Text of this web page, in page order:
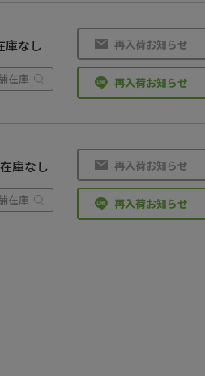
庫なし
在庫
再入荷お知らせ
再入荷お知らせ
庫なし
在庫
再入荷お知らせ
再入荷お知らせ